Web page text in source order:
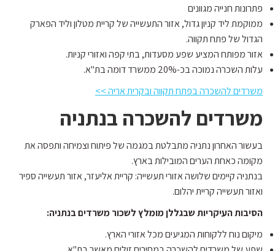
פתרונות חנייה מגוונים
ממוקמת ליד קניון גדול, אזור התעשייה של קריית מטלון וליד הפארק
הגדול של פתח תקווה.
אזור מפותח המציע שפע מסעדות, בתי קפה ואזורי קניות.
עלות השכרה נמוכה בכ-20% ממשרד דומה בת"א.
משרדים להשכרה בפתח תקווה ובקרית אריה >>
משרדים להשכרה בנתניה
בעשור האחרון נתניה מתבלטת במגמה של פיתוח וצמיחה ותפסה את
מקומה כאחת הערים המובילות בארץ.
בנתניה קיימים שלושה אזורי תעשייה: קריית אליעזר, אזור תעשייה ספיר
ואזור תעשייה קריית יהלום.
הסיבות העיקריות שבגללן מומלץ לשכור משרדים בנתניה:
מיקום נוח ללקוחות המגיעים מכל אזורי הארץ.